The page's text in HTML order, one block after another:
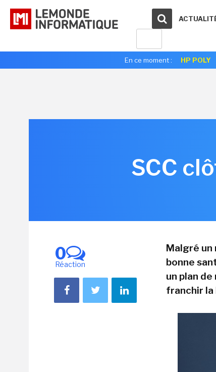
En ce moment : HP POLY
SCC
0
Réaction
Malgré un
bonne
un plan
franchir la